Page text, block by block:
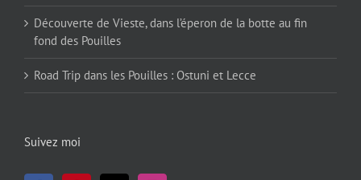
Découverte de Vieste, dans l’éperon de la botte au fin
fond des Pouilles
Road Trip dans les Pouilles : Ostuni et Lecce
Suivez moi